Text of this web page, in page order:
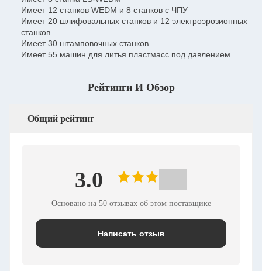
Имеет 12 станков WEDM и 8 станков с ЧПУ
Имеет 20 шлифовальных станков и 12 электроэрозионных
станков
Имеет 30 штамповочных станков
Имеет 55 машин для литья пластмасс под давлением
Рейтинги И Обзор
Общий рейтинг
3.0
Основано на 50 отзывах об этом поставщике
Написать отзыв